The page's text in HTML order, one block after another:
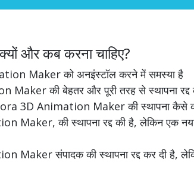
और कब करना चाहिए?
Maker को अनइंस्टॉल करने में समस्या है
की बेहतर और पूरी तरह से स्थापना रद्द
3D Animation Maker की स्थापना कैसे
Maker, की स्थापना रद्द की है, लेकिन एक
संपादक की स्थापना रद्द कर दी है,